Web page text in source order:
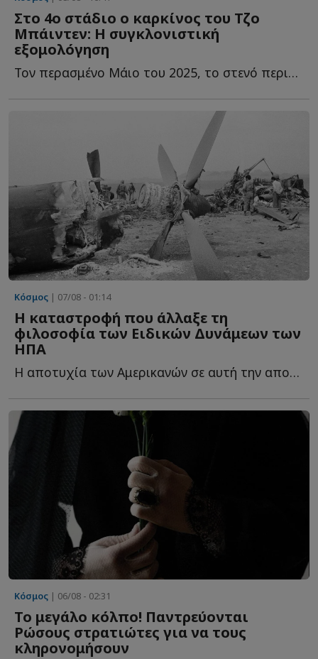
Στο 4ο στάδιο ο καρκίνος του Τζο
Μπάιντεν: Η συγκλονιστική
εξομολόγηση
Τον περασμένο Μάιο του 2025, το στενό περιβάλλον του Τζο Μ...
Κόσμος | 07/08 - 01:14
Η καταστροφή που άλλαξε τη
φιλοσοφία των Ειδικών Δυνάμεων των
ΗΠΑ
Η αποτυχία των Αμερικανών σε αυτή την αποστολή στο Ι...
Κόσμος | 06/08 - 02:31
Το μεγάλο κόλπο! Παντρεύονται
Ρώσους στρατιώτες για να τους
κληρονομήσουν